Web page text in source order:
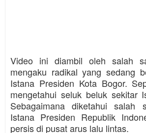
Video ini diambil oleh salah
mengaku radikal yang sedang
Istana Presiden Kota Bogor.
mengetahui seluk beluk sekitar
Sebagaimana diketahui salah
Istana Presiden Republik
persis di pusat arus lalu lintas.